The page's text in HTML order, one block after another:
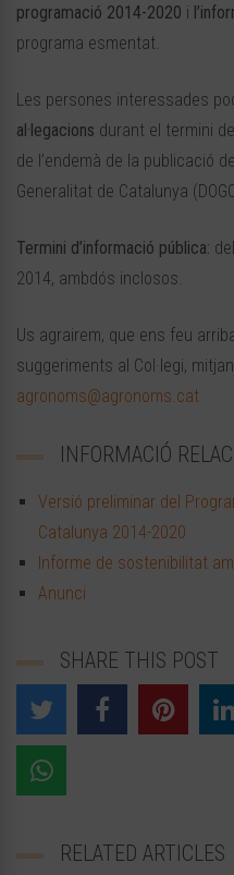
programació 2014-2020 i
programa esmentat.
Les persones interessades
al·legacions durant el termini de
de l’endemà de la publicació
Generalitat de Catalunya
Termini d’informació pública:
2014, ambdós inclosos.
Us agrairem, que ens feu
suggeriments al Col·legi,
agronoms@agronoms.cat
INFORMACIÓ
Versió preliminar del
Catalunya 2014-2020
Informe de sostenibilitat
Anunci
SHARE THIS POST
RELATED ARTICLES